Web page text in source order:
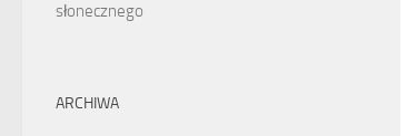
słonecznego
ARCHIWA